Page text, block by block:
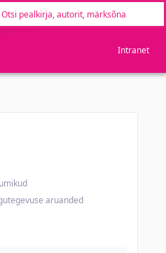
Intranet
aruanded